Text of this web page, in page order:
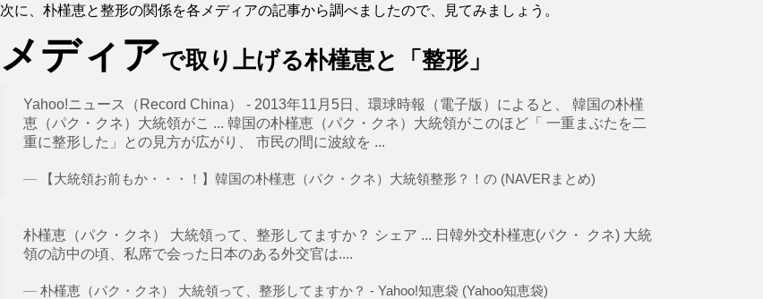
次に、朴槿恵と整形の関係を各メディアの記事から調べましたので、見てみましょう。
メディアで取り上げる朴槿恵と「整形」
Yahoo!ニュース（Record China） - 2013年11月5日、環球時報（電子版）によると、 韓国の朴槿
恵（パク・クネ）大統領がこ ... 韓国の朴槿恵（パク・クネ）大統領がこのほど「 一重まぶたを二
重に整形した」との見方が広がり、 市民の間に波紋を ...
【大統領お前もか・・・！】韓国の朴槿恵（パク・クネ）大統領整形？！の (NAVERまとめ)
朴槿恵（パク・クネ） 大統領って、整形してますか？ シェア ... 日韓外交朴槿恵(パク・ クネ) 大統
領の訪中の頃、私席で会った日本のある外交官は....
朴槿恵（パク・クネ） 大統領って、整形してますか？ - Yahoo!知恵袋 (Yahoo知恵袋)